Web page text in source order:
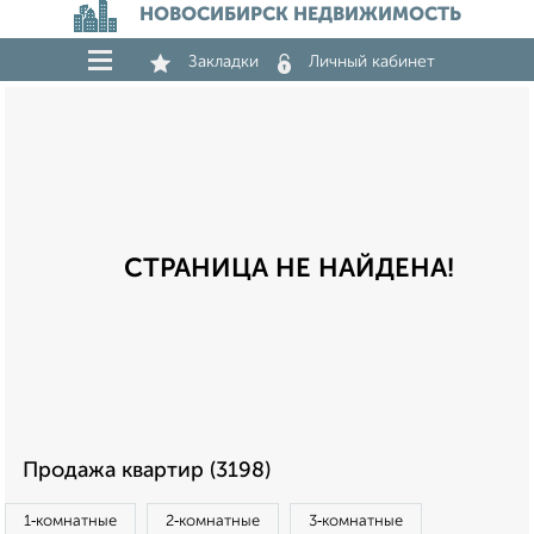
НОВОСИБИРСК НЕДВИЖИМОСТЬ
Закладки Личный кабинет
СТРАНИЦА НЕ НАЙДЕНА!
Продажа квартир (3198)
1‑комнатные 2‑комнатные 3‑комнатные